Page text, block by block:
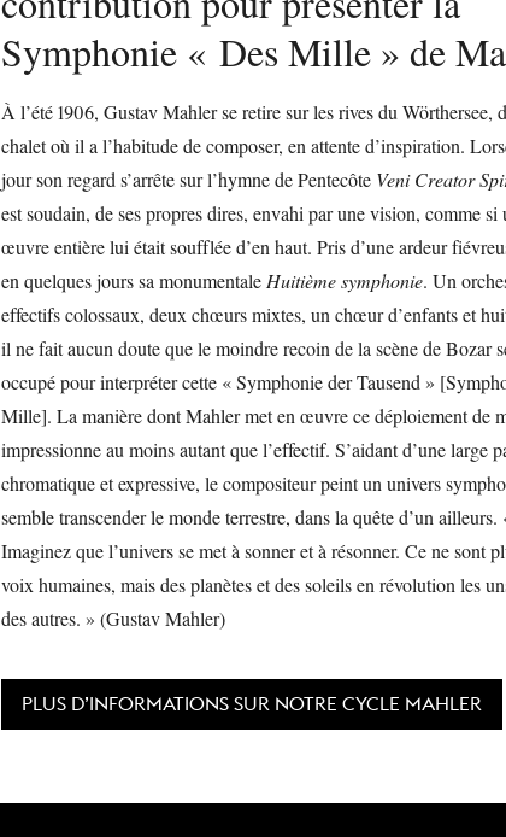
Symphonie « Des Mille » de
À l’été 1906, Gustav Mahler se retire sur les rives du Wörthersee,
chalet où il a l’habitude de composer, en attente d’inspiration.
jour son regard s’arrête sur l’hymne de Pentecôte Veni Creator
est soudain, de ses propres dires, envahi par une vision, comme si
œuvre entière lui était soufflée d’en haut. Pris d’une ardeur
en quelques jours sa monumentale Huitième symphonie. Un
effectifs colossaux, deux chœurs mixtes, un chœur d’enfants et
il ne fait aucun doute que le moindre recoin de la scène de Bozar
occupé pour interpréter cette « Symphonie der Tausend »
Mille]. La manière dont Mahler met en œuvre ce déploiement de
impressionne au moins autant que l’effectif. S’aidant d’une large
chromatique et expressive, le compositeur peint un univers
semble transcender le monde terrestre, dans la quête d’un ailleurs.
Imaginez que l’univers se met à sonner et à résonner. Ce ne sont
voix humaines, mais des planètes et des soleils en révolution les
des autres. » (Gustav Mahler)
PLUS D’INFORMATIONS SUR NOTRE CYCLE MAHLER